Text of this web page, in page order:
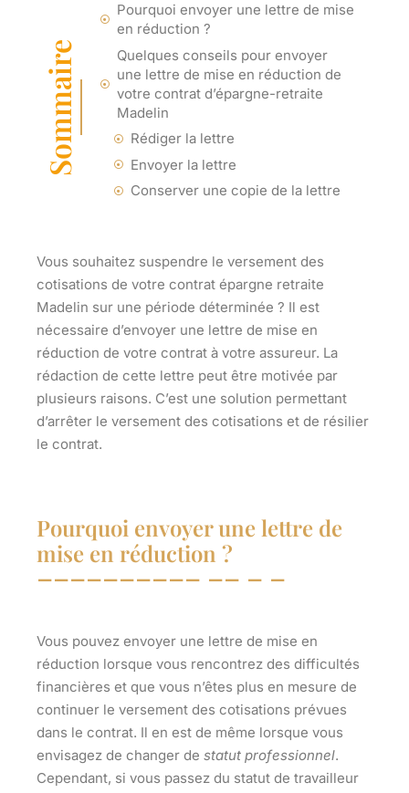
Sommaire
Pourquoi envoyer une lettre de mise
en réduction ?
Quelques conseils pour envoyer
une lettre de mise en réduction de
votre contrat d’épargne-retraite
Madelin
Rédiger la lettre
Envoyer la lettre
Conserver une copie de la lettre
Vous souhaitez suspendre le versement des
cotisations de votre contrat épargne retraite
Madelin sur une période déterminée ? Il est
nécessaire d’envoyer une lettre de mise en
réduction de votre contrat à votre assureur. La
rédaction de cette lettre peut être motivée par
plusieurs raisons. C’est une solution permettant
d’arrêter le versement des cotisations et de résilier
le contrat.
Pourquoi envoyer une lettre de
mise en réduction ?
Vous pouvez envoyer une lettre de mise en
réduction lorsque vous rencontrez des difficultés
financières et que vous n’êtes plus en mesure de
continuer le versement des cotisations prévues
dans le contrat. Il en est de même lorsque vous
envisagez de changer de statut professionnel.
Cependant, si vous passez du statut de travailleur